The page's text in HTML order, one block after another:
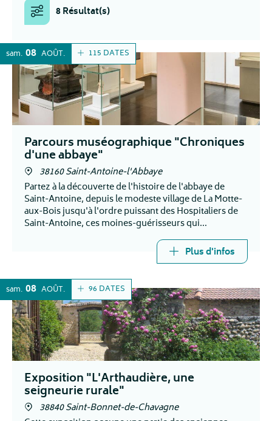
8 Résultat(s)
115 DATES
sam. 08 AOÛT
Parcours muséographique "Chroniques
d'une abbaye"
38160 Saint-Antoine-l'Abbaye
Partez à la découverte de l'histoire de l'abbaye de
Saint-Antoine, depuis le modeste village de La Motte-
aux-Bois jusqu'à l'ordre puissant des Hospitaliers de
Saint-Antoine, ces moines-guérisseurs qui
rayonnèrent sur toute l'Europe médiévale.
Plus d'infos
96 DATES
sam. 08 AOÛT
Exposition "L'Arthaudière, une
seigneurie rurale"
38840 Saint-Bonnet-de-Chavagne